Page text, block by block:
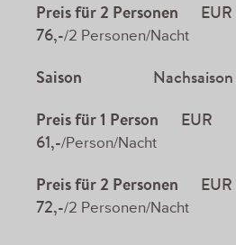
Preis für 2 Personen
EUR
76,-/2 Personen/Nacht
Saison Nachsaison
Preis für 1 Person
EUR
61,-/Person/Nacht
Preis für 2 Personen
EUR
72,-/2 Personen/Nacht